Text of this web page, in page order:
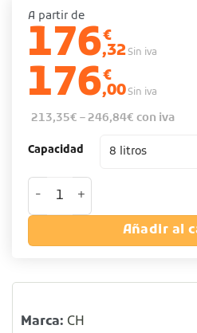
A partir de
176€
,32Sin iva
176€
,00Sin iva
213,35€ –246,84€ con iva
Capacidad
Freidora eléctrica individual
Añadir al
Marca: CH